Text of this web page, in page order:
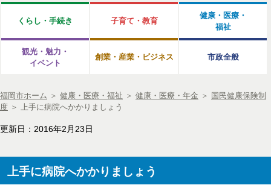
くらし・手続き 子育て・教育
健康・医療・
福祉
観光・魅力・
イベント
創業・産業・ビジネス 市政全般
福岡市ホーム ＞ 健康・医療・福祉 ＞ 健康・医療・年金 ＞ 国民健康保険制
度 ＞ 上手に病院へかかりましょう
更新日：2016年2月23日
上手に病院へかかりましょう